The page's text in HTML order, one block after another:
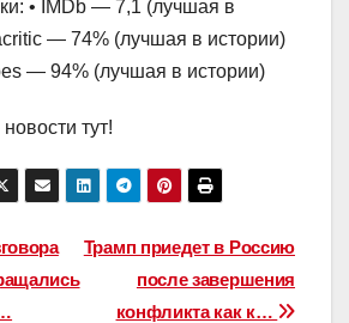
• IMDb — 7,1 (лучшая в
— 74% (лучшая в истории)
— 94% (лучшая в истории)
тут!
Трамп приедет в Россию
после завершения
конфликта как к…